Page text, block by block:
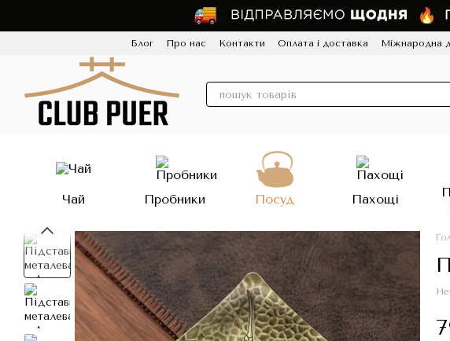
Блог Про нас Контакти Оплата і доставка Міжнародна
Чай Пробники Посуд Пахощі